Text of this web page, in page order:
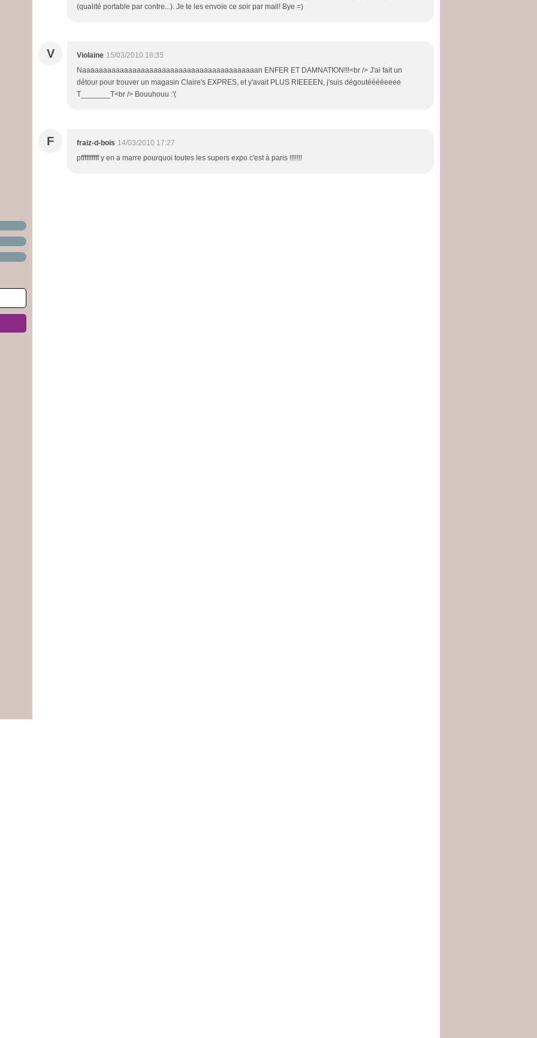
(qualité portable par contre...). Je te les envoie ce soir par mail! Bye =)
V Violaine 15/03/2010 18:35
Naaaaaaaaaaaaaaaaaaaaaaaaaaaaaaaaaaaaaaaaaan ENFER ET DAMNATION!!!<br /> J'ai fait un
détour pour trouver un magasin Claire's EXPRES, et y'avait PLUS RIEEEEN, j'suis dégoutééééeeee
T_______T<br /> Bouuhouu :'(
F fraiz-d-bois 14/03/2010 17:27
pffffffffff y en a marre pourquoi toutes les supers expo c'est à paris !!!!!!!